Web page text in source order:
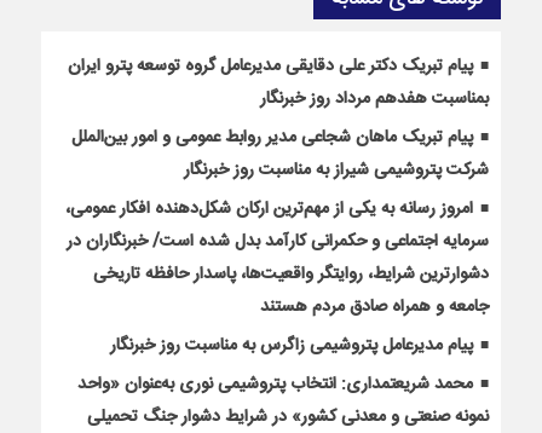
پیام تبریک دکتر علی دقایقی مدیرعامل گروه توسعه پترو ایران
بمناسبت هفدهم مرداد روز خبرنگار
پیام تبریک ماهان شجاعی مدیر روابط عمومی و امور بین‌الملل
شرکت پتروشیمی شیراز به مناسبت روز خبرنگار
امروز رسانه به یکی از مهم‌ترین ارکان شکل‌دهنده افکار عمومی،
سرمایه اجتماعی و حکمرانی کارآمد بدل شده است/ خبرنگاران در
دشوارترین شرایط، روایتگر واقعیت‌ها، پاسدار حافظه تاریخی
جامعه و همراه صادق مردم هستند
پیام مدیرعامل پتروشیمی زاگرس به مناسبت روز خبرنگار
محمد شریعتمداری: انتخاب پتروشیمی نوری به‌عنوان «واحد
نمونه صنعتی و معدنی کشور» در شرایط دشوار جنگ تحمیلی